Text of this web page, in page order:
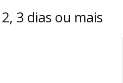
3 dias ou mais